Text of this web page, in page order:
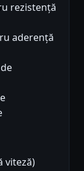
rezistență
aderență
viteză)